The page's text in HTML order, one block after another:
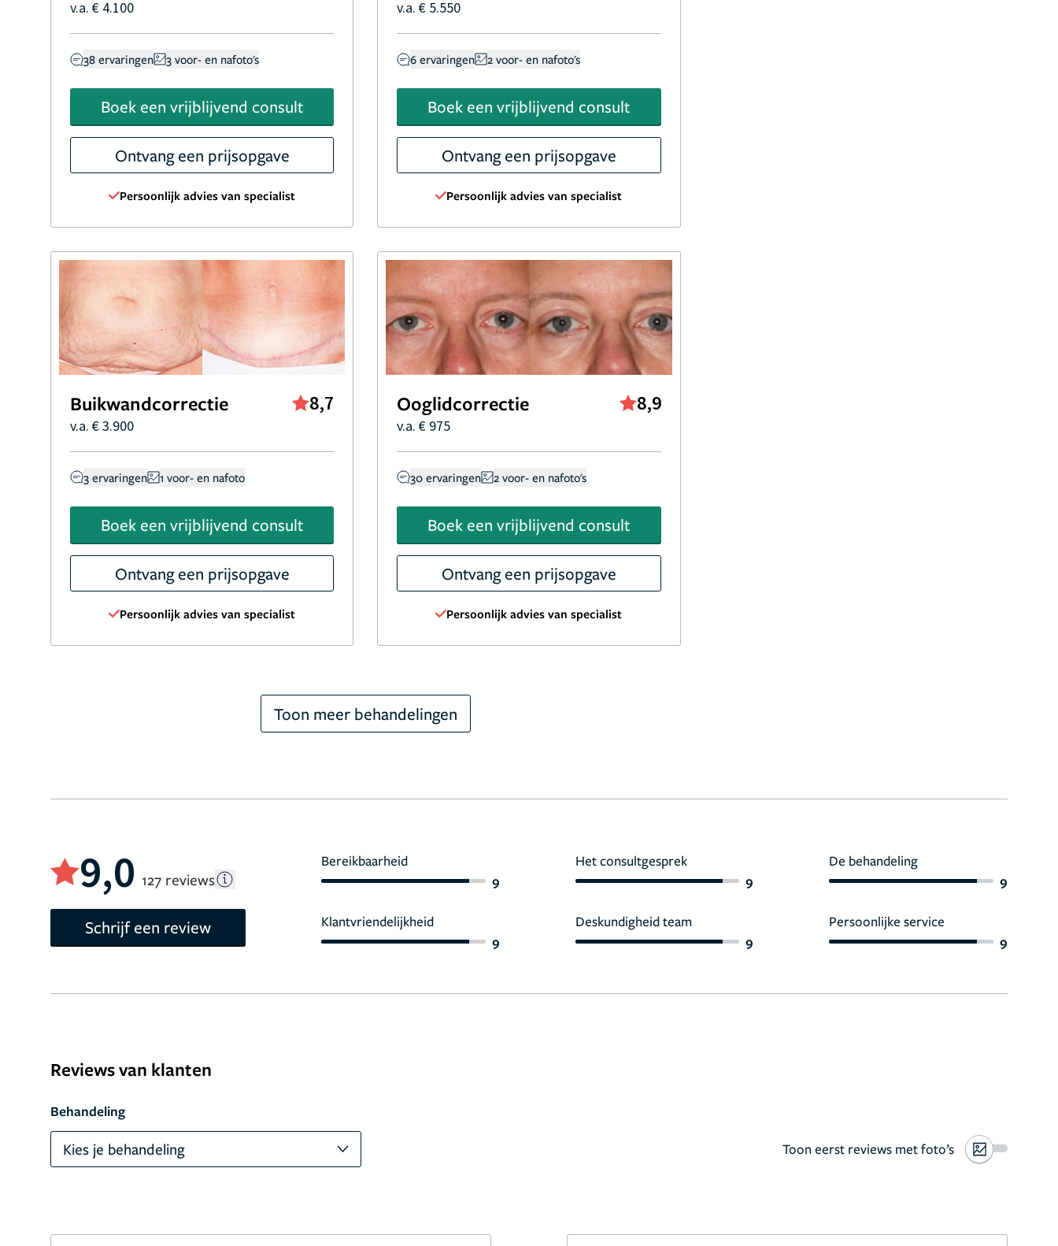
v.a. € 4.100
38 ervaringen 3 voor- en nafoto's
Boek een vrijblijvend consult
Ontvang een prijsopgave
Persoonlijk advies van specialist
v.a. € 5.550
6 ervaringen 2 voor- en nafoto's
Boek een vrijblijvend consult
Ontvang een prijsopgave
Persoonlijk advies van specialist
Buikwandcorrectie 8,7
v.a. € 3.900
3 ervaringen 1 voor- en nafoto
Boek een vrijblijvend consult
Ontvang een prijsopgave
Persoonlijk advies van specialist
Ooglidcorrectie 8,9
v.a. € 975
30 ervaringen 2 voor- en nafoto's
Boek een vrijblijvend consult
Ontvang een prijsopgave
Persoonlijk advies van specialist
Toon meer behandelingen
9,0 127 reviews
Schrijf een review
Bereikbaarheid
9
Klantvriendelijkheid
9
Het consultgesprek
9
Deskundigheid team
9
De behandeling
9
Persoonlijke service
9
Reviews van klanten
Behandeling
Kies je behandeling Toon eerst reviews met foto’s